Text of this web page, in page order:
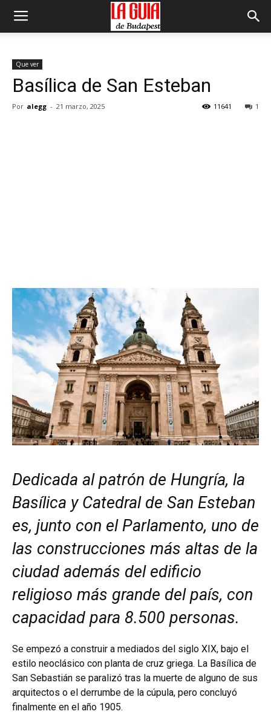
Que ver
Basílica de San Esteban
Por alegg - 21 marzo, 2025 1
11641
Dedicada al patrón de Hungría, la
Basílica y Catedral de San Esteban
es, junto con el Parlamento, uno de
las construcciones más altas de la
ciudad además del edificio
religioso más grande del país, con
capacidad para 8.500 personas.
Se empezó a construir a mediados del siglo XIX, bajo el
estilo neoclásico con planta de cruz griega. La Basílica de
San Sebastián se paralizó tras la muerte de alguno de sus
arquitectos o el derrumbe de la cúpula, pero concluyó
finalmente en el año 1905.